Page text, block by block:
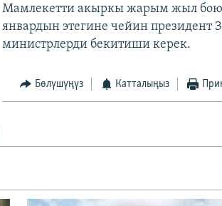
Мамлекетти акыркы жарым жыл бою
январдын этегине чейин президент
министрлерди бекитиши керек.
Бөлүшүңүз Катталыңыз